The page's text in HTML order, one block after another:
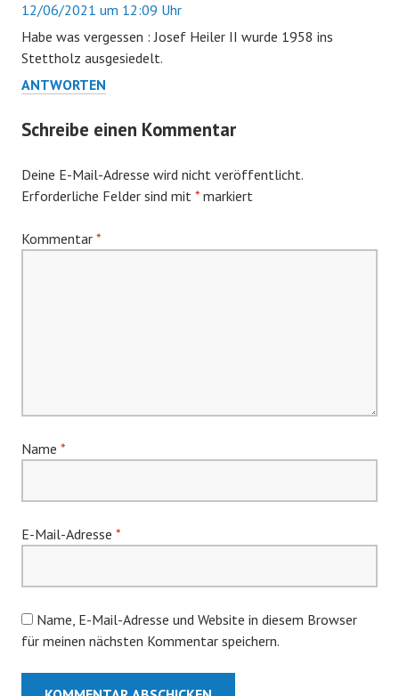
12/06/2021 um 12:09 Uhr
Habe was vergessen : Josef Heiler II wurde 1958 ins
Stettholz ausgesiedelt.
ANTWORTEN
Schreibe einen Kommentar
Deine E-Mail-Adresse wird nicht veröffentlicht.
Erforderliche Felder sind mit * markiert
Kommentar *
Name *
E-Mail-Adresse *
Name, E-Mail-Adresse und Website in diesem Browser
für meinen nächsten Kommentar speichern.